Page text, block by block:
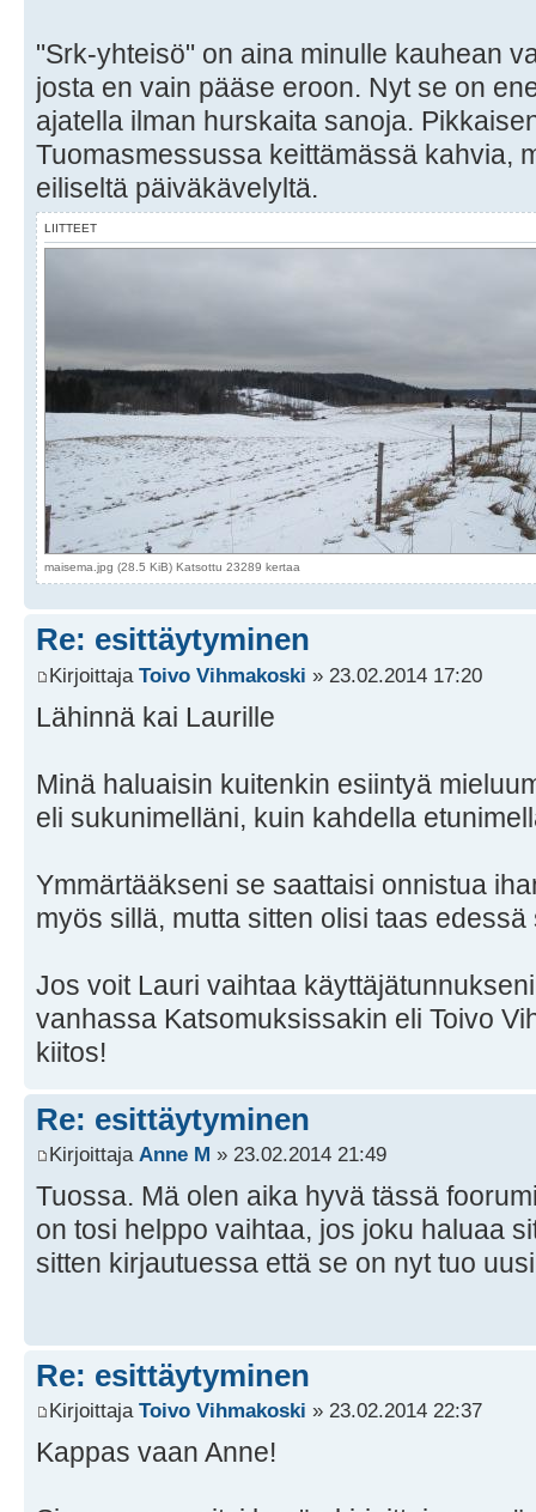
"Srk-yhteisö" on aina minulle kauhean
josta en vain pääse eroon. Nyt se on
ajatella ilman hurskaita sanoja.
Tuomasmessussa keittämässä kahvia,
eiliseltä päiväkävelyltä.
LIITTEET
maisema.jpg (28.5 KiB) Katsottu 23289 kertaa
Re: esittäytyminen
Kirjoittaja Toivo Vihmakoski » 23.02.2014 17:20
Lähinnä kai Laurille
Minä haluaisin kuitenkin esiintyä
eli sukunimelläni, kuin kahdella
Ymmärtääkseni se saattaisi onnistua
myös sillä, mutta sitten olisi taas
Jos voit Lauri vaihtaa
vanhassa Katsomuksissakin eli Toivo
kiitos!
Re: esittäytyminen
Kirjoittaja Anne M » 23.02.2014 21:49
Tuossa. Mä olen aika hyvä tässä
on tosi helppo vaihtaa, jos joku haluaa
sitten kirjautuessa että se on nyt tuo
Re: esittäytyminen
Kirjoittaja Toivo Vihmakoski » 23.02.2014 22:37
Kappas vaan Anne!